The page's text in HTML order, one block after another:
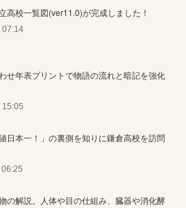
高校一覧図(ver11.0)が完成しました！
07:14
せ年表プリントで物語の流れと暗記を強化
15:05
日本一！」の裏側を知りに鎌倉高校を訪問
の解説。人体や目の仕組み、臓器や消化酵